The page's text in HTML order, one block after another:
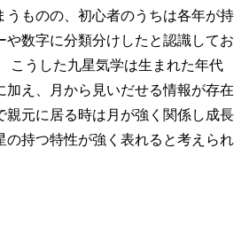
うものの、初心者のうちは各年が持
や数字に分類分けしたと認識してお
こうした九星気学は生まれた年代
加え、月から見いだせる情報が存在
親元に居る時は月が強く関係し成長
の持つ特性が強く表れると考えられ